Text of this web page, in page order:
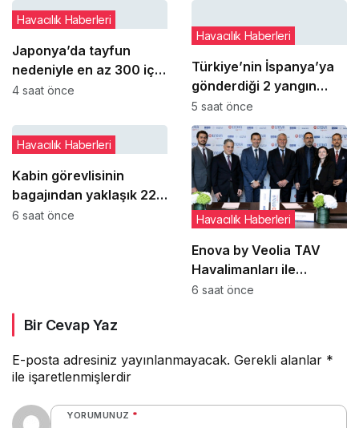
Japonya’da tayfun
nedeniyle en az 300 iç
hat seferi iptal edildi
Havacılık Haberleri
4 saat önce
Türkiye’nin İspanya’ya
gönderdiği 2 yangın
söndürme uçağı
görevini tamamlayarak
yurda döndü
Havacılık Haberleri
5 saat önce
Kabin görevlisinin
bagajından yaklaşık 22
bin dolarlık şarap çıktı
Havacılık Haberleri
6 saat önce
Enova by Veolia TAV
Havalimanları ile
Türkiye’deki Enerji
Havacılık Haberleri
6 saat önce
Bir Cevap Yaz
E-posta adresiniz yayınlanmayacak. Gerekli alanlar *
ile işaretlenmişlerdir
YORUMUNUZ *